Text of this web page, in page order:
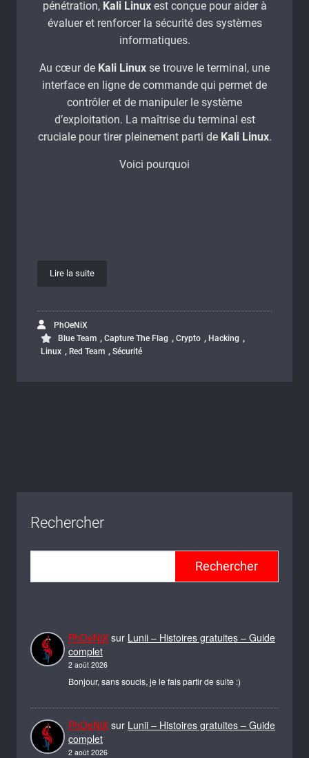
pénétration, Kali Linuxest conçue pour aider à
évaluer et renforcer la sécurité des systèmes
informatiques.
Au cœur de Kali Linux se trouve le terminal, une
interface en ligne de commande qui permet de
contrôler et de manipuler le système
d’exploitation. La maîtrise du terminal est
cruciale pour tirer pleinement parti de Kali Linux.
Voici pourquoi
Lire la suite
PhOeNiX
Blue Team , Capture The Flag , Crypto , Hacking ,
Linux , Red Team , Sécurité
Rechercher
Rechercher
PhOeNiX sur Lunii – Histoires gratuites – Guide
complet
2 août 2026
Bonjour, sans soucis, je le fais partir de suite :)
PhOeNiX sur Lunii – Histoires gratuites – Guide
complet
2 août 2026